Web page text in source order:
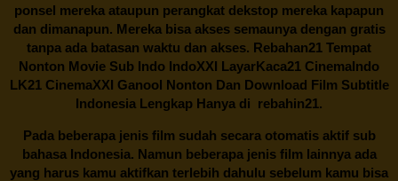
ponsel mereka ataupun perangkat dekstop mereka kapapun
dan dimanapun. Mereka bisa akses semaunya dengan gratis
tanpa ada batasan waktu dan akses. Rebahan21 Tempat
Nonton Movie Sub Indo IndoXXI LayarKaca21 CinemaIndo
LK21 CinemaXXI Ganool Nonton Dan Download Film Subtitle
Indonesia Lengkap Hanya di rebahin21.
Pada beberapa jenis film sudah secara otomatis aktif sub
bahasa Indonesia. Namun beberapa jenis film lainnya ada
yang harus kamu aktifkan terlebih dahulu sebelum kamu bisa